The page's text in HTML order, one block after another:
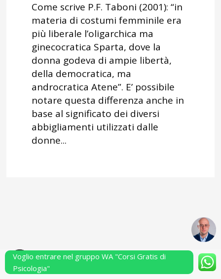
Come scrive P.F. Taboni (2001): “in
materia di costumi femminile era
più liberale l’oligarchica ma
ginecocratica Sparta, dove la
donna godeva di ampie libertà,
della democratica, ma
androcratica Atene”. E’ possibile
notare questa differenza anche in
base al significato dei diversi
abbigliamenti utilizzati dalle
donne...
Powered by Performarsi S.a.s.
Voglio entrare nel gruppo WA "Corsi Gratis di
Psicologia"